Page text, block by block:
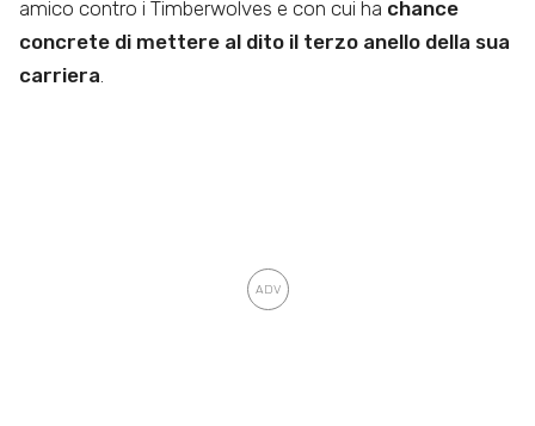
amico contro i Timberwolves e con cui ha chance
concrete di mettere al dito il terzo anello della sua
carriera